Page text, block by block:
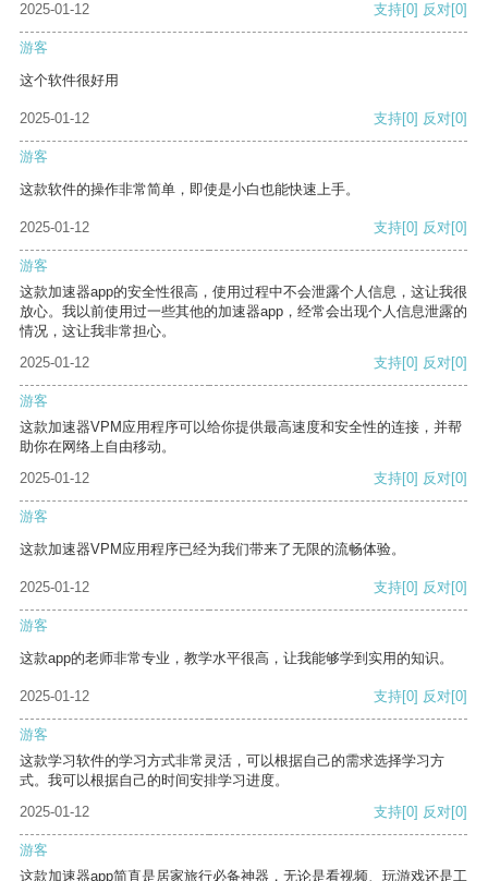
2025-01-12
支持[0] 反对[0]
游客
这个软件很好用
2025-01-12 支持[0] 反对[0]
游客
这款软件的操作非常简单，即使是小白也能快速上手。
2025-01-12 支持[0] 反对[0]
游客
这款加速器app的安全性很高，使用过程中不会泄露个人信息，这让我很
放心。我以前使用过一些其他的加速器app，经常会出现个人信息泄露的
情况，这让我非常担心。
2025-01-12
支持[0] 反对[0]
游客
这款加速器VPM应用程序可以给你提供最高速度和安全性的连接，并帮
助你在网络上自由移动。
2025-01-12
支持[0] 反对[0]
游客
这款加速器VPM应用程序已经为我们带来了无限的流畅体验。
2025-01-12 支持[0] 反对[0]
游客
这款app的老师非常专业，教学水平很高，让我能够学到实用的知识。
2025-01-12 支持[0] 反对[0]
游客
这款学习软件的学习方式非常灵活，可以根据自己的需求选择学习方
式。我可以根据自己的时间安排学习进度。
2025-01-12
支持[0] 反对[0]
游客
这款加速器app简直是居家旅行必备神器，无论是看视频、玩游戏还是工